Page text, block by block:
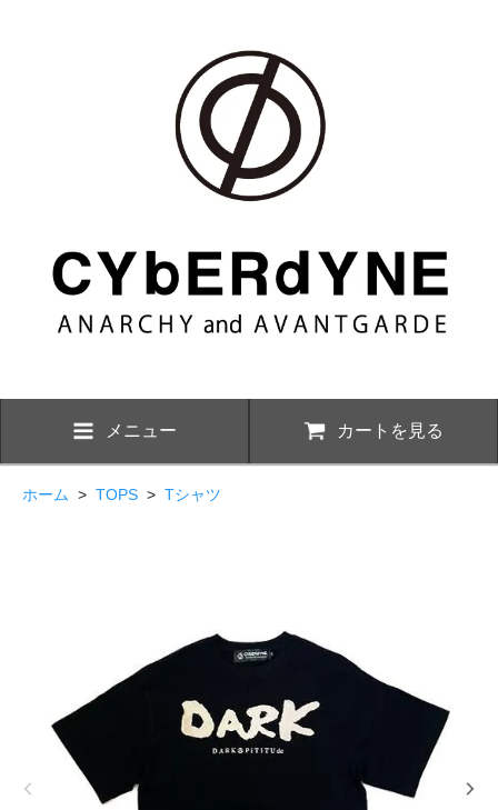
メニュー カートを見る
ホーム > TOPS > Tシャツ